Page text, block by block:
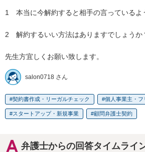
1　本当に今解約すると相手の言っているよ
2　解約するいい方法はありますでしょうか
先生方宜しくお願い致します。
salon0718 さん
契約書作成・リーガルチェック 個人事業主・フ
スタートアップ・新規事業 顧問弁護士契約
弁護士からの回答タイムライ